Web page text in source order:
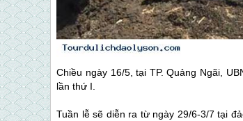
Chiều ngày 16/5, tại TP. Quảng Ngãi,
lần thứ I.
Tuần lễ sẽ diễn ra từ ngày 29/6-3/7 tại